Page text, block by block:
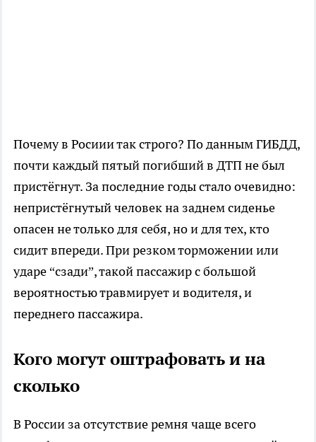
Почему в Росиии так строго? По данным ГИБДД,
почти каждый пятый погибший в ДТП не был
пристёгнут. За последние годы стало очевидно:
непристёгнутый человек на заднем сиденье
опасен не только для себя, но и для тех, кто
сидит впереди. При резком торможении или
ударе “сзади”, такой пассажир с большой
вероятностью травмирует и водителя, и
переднего пассажира.
Кого могут оштрафовать и на
сколько
В России за отсутствие ремня чаще всего